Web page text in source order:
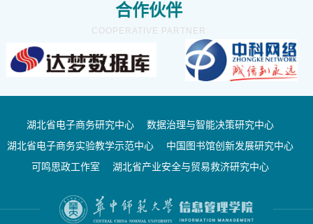
合作伙伴
COOPERATIVE PARTNER
湖北省电子商务研究中心
数据治理与智能决策研究中心
湖北省电子商务实验教学示范中心
中国图书馆创新发展研究中心
可鸣思政工作室
湖北省产业安全与贸易救济研究中心